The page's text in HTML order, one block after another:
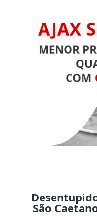
AJAX
MENOR
COM
São